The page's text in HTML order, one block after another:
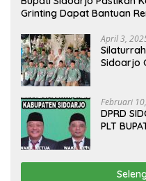
Grinting Dapat Bantuan
April 3,
Sidoarjo
Februari
DPRD
PLT
KELUAR